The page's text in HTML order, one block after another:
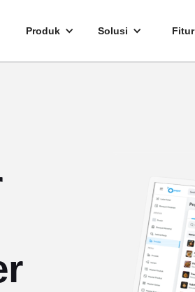
Produk Solusi Fitur